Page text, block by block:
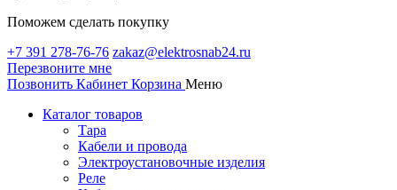
Поможем сделать покупку
+7 391 278-76-76 zakaz@elektrosnab24.ru
Перезвоните мне
Позвонить Кабинет Корзина Меню
Каталог товаров
Тара
Кабели и провода
Электроустановочные изделия
Реле